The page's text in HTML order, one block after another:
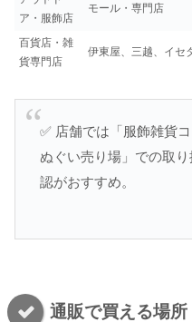
ア・服飾店
モール・専門店
百貨店・雑
貨専門店
伊東屋、三越、イセ
✅ 店舗では「服飾雑貨
ぬぐい売り場」での取
認がおすすめ。
通販で買える場所